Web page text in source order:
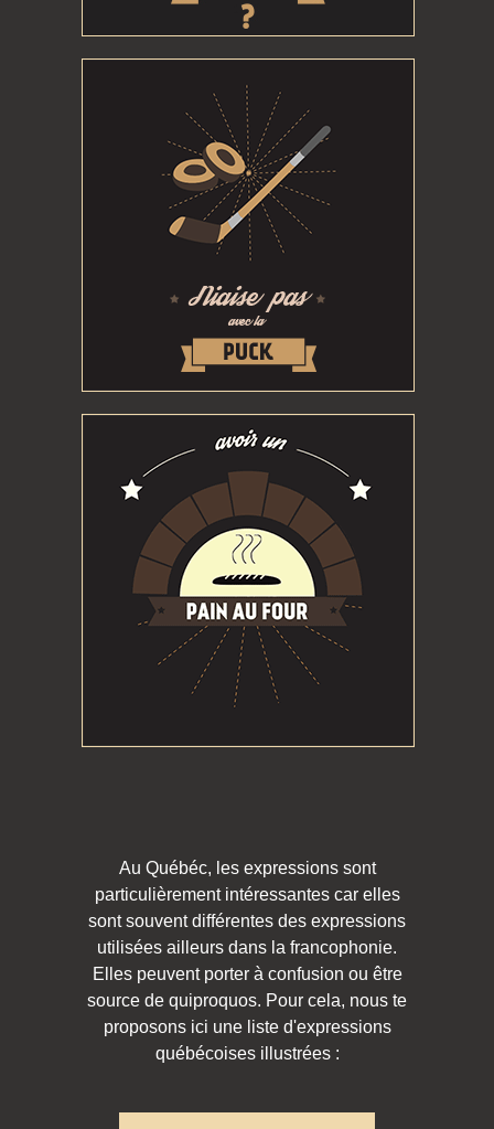
Au Québéc, les expressions sont
particulièrement intéressantes car elles
sont souvent différentes des expressions
utilisées ailleurs dans la francophonie.
Elles peuvent porter à confusion ou être
source de quiproquos. Pour cela, nous te
proposons ici une liste d'expressions
québécoises illustrées :